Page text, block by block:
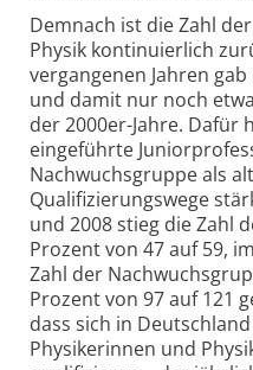
Demnach ist die Zahl
Physik kontinuierlich
vergangenen Jahren
und damit nur noch
der 2000er-Jahre. Dafür
eingeführte
Nachwuchsgruppe als
Qualifizierungswege
und 2008 stieg die Zahl
Prozent von 47 auf 59,
Zahl der
Prozent von 97 auf 121
dass sich in
Physikerinnen und